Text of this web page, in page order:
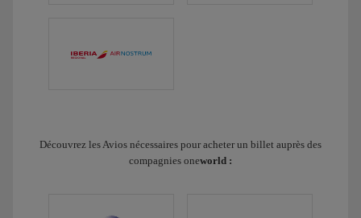
Découvrez les Avios nécessaires pour acheter un billet auprès des
compagnies oneworld :